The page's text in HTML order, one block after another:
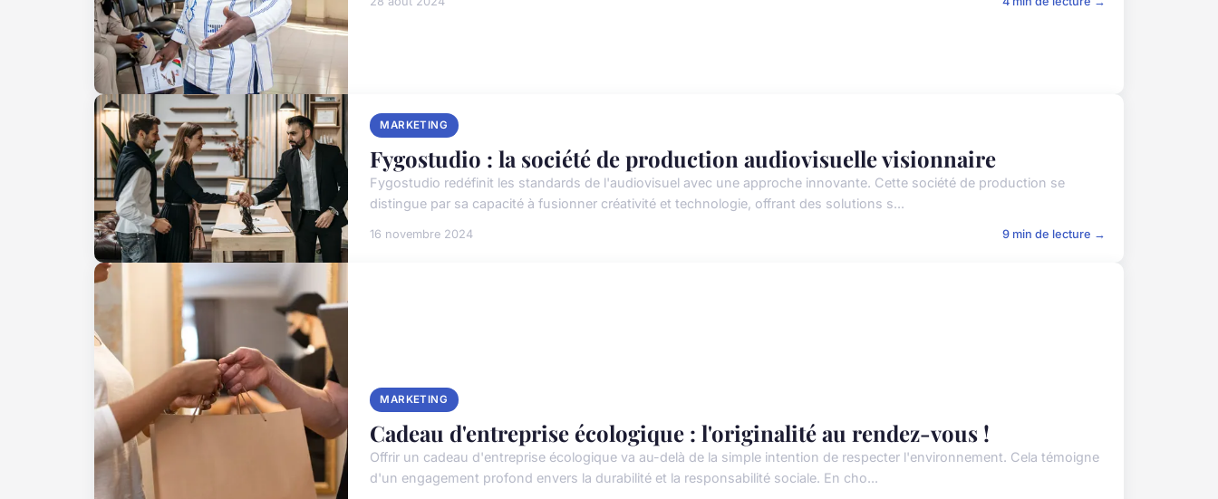
MARKETING
Fygostudio : la société de production audiovisuelle visionnaire
Fygostudio redéfinit les standards de l'audiovisuel avec une approche innovante. Cette société de production se
distingue par sa capacité à fusionner créativité et technologie, offrant des solutions s...
16 novembre 2024 9 min de lecture →
MARKETING
Cadeau d'entreprise écologique : l'originalité au rendez-vous !
Offrir un cadeau d'entreprise écologique va au-delà de la simple intention de respecter l'environnement. Cela témoigne
d'un engagement profond envers la durabilité et la responsabilité sociale. En cho...